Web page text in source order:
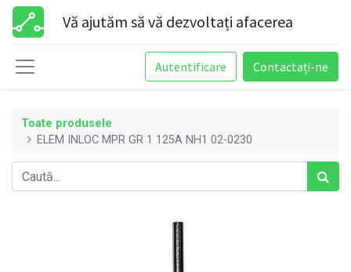
Vă ajutăm să vă dezvoltați afacerea
Autentificare Contactați-ne
Toate produsele
ELEM INLOC MPR GR 1 125A NH1 02-0230